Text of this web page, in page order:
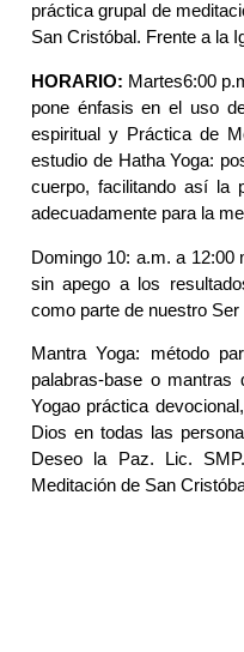
práctica grupal de
San Cristóbal. Frente a la
HORARIO: Martes6:00
pone énfasis en el uso
espiritual y Práctica de
estudio de Hatha Yoga:
cuerpo, facilitando así la
adecuadamente para la
Domingo 10: a.m. a 12:00
sin apego a los
como parte de nuestro
Mantra Yoga: método
palabras-base o
Yogao práctica
Dios en todas las
Deseo la Paz. Lic.
Meditación de San